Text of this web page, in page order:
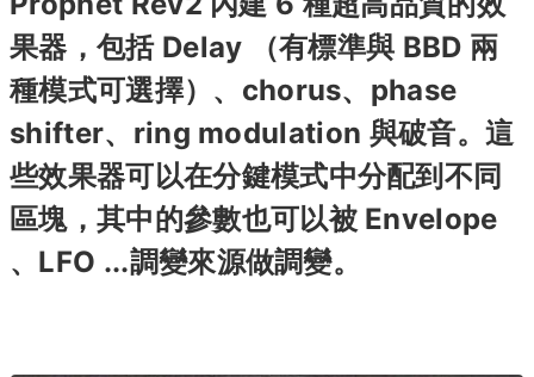
果器，包括 Delay （有標準與 BBD 兩
種模式可選擇）、chorus、phase
shifter、ring modulation 與破音。這
些效果器可以在分鍵模式中分配到不同
區塊，其中的參數也可以被 Envelope
、LFO ...調變來源做調變。